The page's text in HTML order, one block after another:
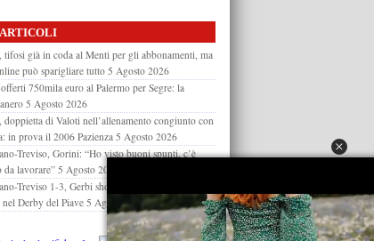
tifosi già in coda al Menti per gli abbonamenti, ma
può sparigliare tutto 5 Agosto 2026
750mila euro al Palermo per Segre: la
5 Agosto 2026
doppietta di Valoti nell’allenamento congiunto con
in prova il 2006 Pazienza5 Agosto 2026
Treviso, Gorini: “Ho visto buoni spunti, c’è
da lavorare” 5 Agosto 2026
Treviso 1-3, Gerbi show: i biancocelesti
Derby del Piave5 Agosto 2026